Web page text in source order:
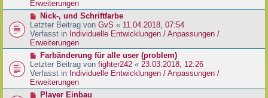
g
i
r
a
g
e
r
B
e
i
t
a
g
Erweiterungen
N
e
u
e
r
B
e
i
t
Nick-, und Schriftfarbe
Letzter Beitrag von GvS « 11.04.2018, 07:54
Verfasst in Individuelle Entwicklungen / Anpassungen /
Erweiterungen
N
e
u
e
r
Farbänderung für alle user (problem)
Letzter Beitrag von fighter242 « 23.03.2018, 12:26
Verfasst in Individuelle Entwicklungen / Anpassungen /
Erweiterungen
NPlayer Einbau